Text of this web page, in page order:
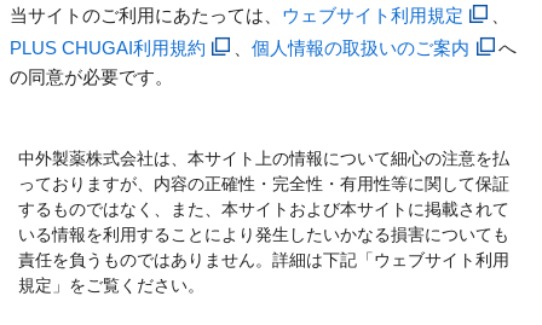
当サイトのご利用にあたっては、 ウェブサイト利用規定
PLUS CHUGAI利用規約
、個人情報の取扱いのご案内
へ
の同意が必要です。
中外製薬株式会社は、本サイト上の情報について細心の注意を払
っておりますが、内容の正確性・完全性・有用性等に関して保証
するものではなく、また、本サイトおよび本サイトに掲載されて
いる情報を利用することにより発生したいかなる損害についても
責任を負うものではありません。詳細は下記「ウェブサイト利用
規定」をご覧ください。